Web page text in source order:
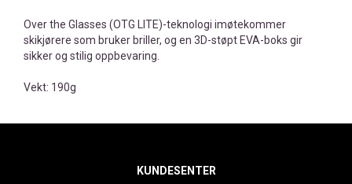
Over the Glasses (OTG LITE)-teknologi imøtekommer
skikjørere som bruker briller, og en 3D-støpt EVA-boks gir
sikker og stilig oppbevaring.
Vekt: 190g
KUNDESENTER